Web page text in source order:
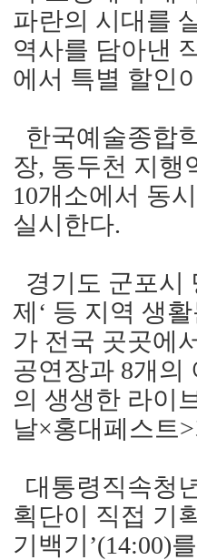
파란의 시대를
역사를 담아낸
에서 특별 할인
한국예술종합
장, 동두천 지행
10개소에서 동
실시한다.
경기도 군포시
제 ‘ 등 지역 생활
가 전국 곳곳에
공연장과 8개의
의 생생한 라이
날×홍대페스트>
대통령직속청
획단이 직접 기
기백기 ’(14:00)